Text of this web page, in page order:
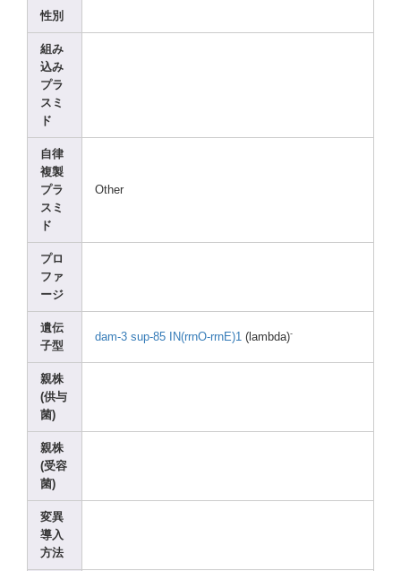
性別
組み
込み
プラ
スミ
ド
自律
複製
プラ
スミ
ド
Other
プロ
ファ
ージ
遺伝
子型
dam-3 sup-85 IN(rrnO-rrnE)1 (lambda)-
親株
(供与
菌)
親株
(受容
菌)
変異
導入
方法